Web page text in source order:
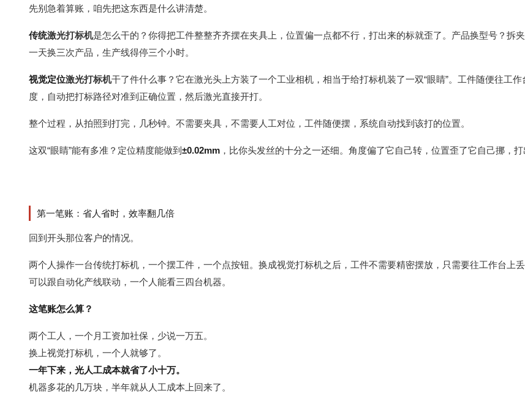
先别急着算账，咱先把这东西是什么讲清楚。
传统激光打标机是怎么干的？你得把工件整整齐齐摆在夹具上，位置偏一点都不行，打出来的标就歪了。产品换型号？拆
一天换三次产品，生产线得停三个小时。
视觉定位激光打标机干了件什么事？它在激光头上方装了一个工业相机，相当于给打标机装了一双“眼睛”。工件随便往工
度，自动把打标路径对准到正确位置，然后激光直接开打。
整个过程，从拍照到打完，几秒钟。不需要夹具，不需要人工对位，工件随便摆，系统自动找到该打的位置。
这双“眼睛”能有多准？定位精度能做到 ±0.02mm ，比你头发丝的十分之一还细。角度偏了它自己转，位置歪了它自己挪，打
第一笔账：省人省时，效率翻几倍
回到开头那位客户的情况。
两个人操作一台传统打标机，一个摆工件，一个点按钮。换成视觉打标机之后，工件不需要精密摆放，只需要往工作台上
可以跟自动化产线联动，一个人能看三四台机器。
这笔账怎么算？
两个工人，一个月工资加社保，少说一万五。
换上视觉打标机，一个人就够了。
一年下来，光人工成本就省了小十万。
机器多花的几万块，半年就从人工成本上回来了。